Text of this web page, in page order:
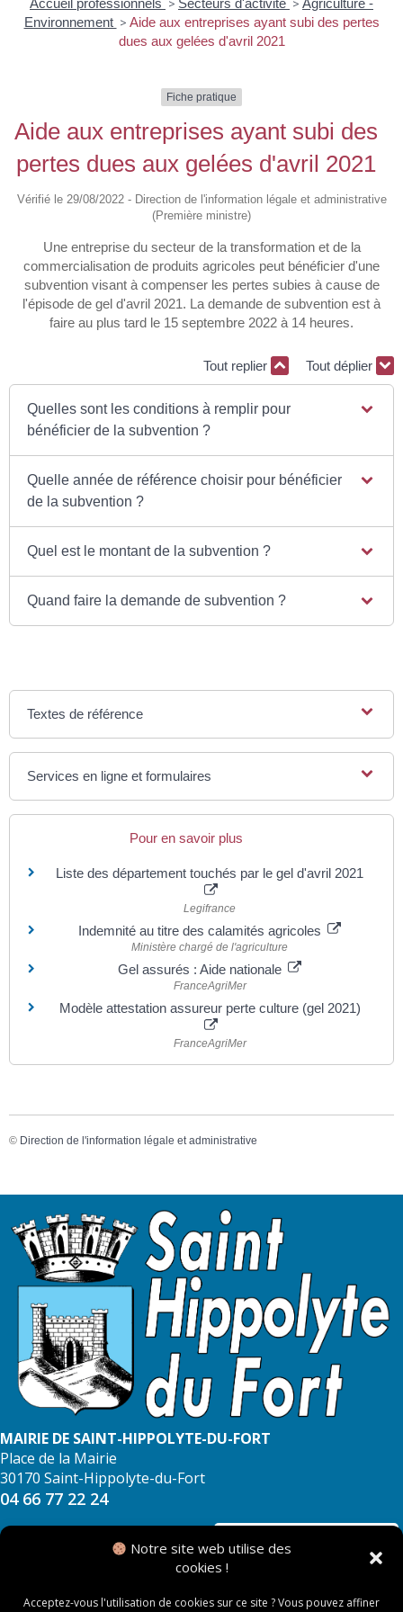
Notre site web utilise des
cookies !
Acceptez-vous l'utilisation de cookies sur ce site ? Vous pouvez affiner
Accueil professionnels > Secteurs d'activité > Agriculture -
Environnement > Aide aux entreprises ayant subi des pertes
dues aux gelées d'avril 2021
Fiche pratique
Aide aux entreprises ayant subi des
pertes dues aux gelées d'avril 2021
Vérifié le 29/08/2022 - Direction de l'information légale et administrative
(Première ministre)
Une entreprise du secteur de la transformation et de la
commercialisation de produits agricoles peut bénéficier d'une
subvention visant à compenser les pertes subies à cause de
l'épisode de gel d'avril 2021. La demande de subvention est à
faire au plus tard le 15 septembre 2022 à 14 heures.
Tout replier Tout déplier
Quelles sont les conditions à remplir pour
bénéficier de la subvention ?
Quelle année de référence choisir pour bénéficier
de la subvention ?
Quel est le montant de la subvention ?
Quand faire la demande de subvention ?
Textes de référence
Services en ligne et formulaires
Pour en savoir plus
Liste des département touchés par le gel d'avril 2021
Legifrance
Indemnité au titre des calamités agricoles
Ministère chargé de l'agriculture
Gel assurés : Aide nationale
FranceAgriMer
Modèle attestation assureur perte culture (gel 2021)
FranceAgriMer
© Direction de l'information légale et administrative
MAIRIE DE SAINT-HIPPOLYTE-DU-FORT
Place de la Mairie
30170 Saint-Hippolyte-du-Fort
04 66 77 22 24
NOUS CONTACTER